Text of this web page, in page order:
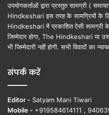
उपयोगकर्ताओं द्वारा प्रस्तुत सामग्री (
Hindkeshari इस तरह के सामग्रियों के
Hindkeshari में प्रकाशित ऐसी सामग्री
जिम्मेदार होगा, The Hindkeshari या
भी जिम्मेदारी नहीं होगी. सभी विवादों का
संपर्क करें
Editor - Satyam Mani Tiwari
Mobile - +919584614111 ,